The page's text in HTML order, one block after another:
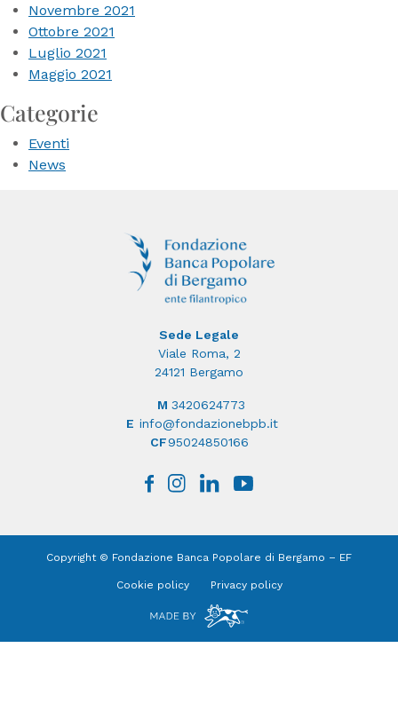
Novembre 2021
Ottobre 2021
Luglio 2021
Maggio 2021
Categorie
Eventi
News
Sede Legale
Viale Roma, 2
24121 Bergamo
M 3420624773
E info@fondazionebpb.it
CF95024850166
Copyright © Fondazione Banca Popolare di Bergamo – EF
Cookie policy Privacy policy